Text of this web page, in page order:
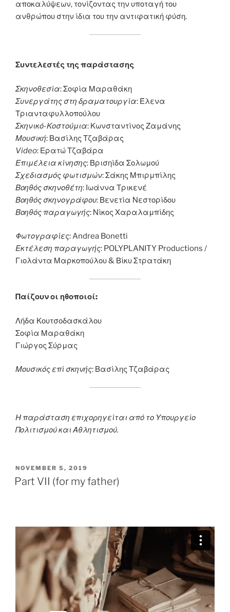
αποκαλύψεων, τονίζοντας την υποταγή του
ανθρώπου στην ίδια του την αντιφατική φύση.
Συντελεστές της παράστασης
Σκηνοθεσία: Σοφία Μαραθάκη
Συνεργάτης στη δραματουργία: Έλενα
Τριανταφυλλοπούλου
Σκηνικό-Κοστούμια: Κωνσταντίνος Ζαμάνης
Μουσική: Βασίλης Τζαβάρας
Video: Ερατώ Τζαβάρα
Επιμέλεια κίνησης: Βρισηίδα Σολωμού
Σχεδιασμός φωτισμών: Σάκης Μπιρμπίλης
Βοηθός σκηνοθέτη: Ιωάννα Τρικενέ
Βοηθός σκηνογράφου: Βενετία Νεστορίδου
Βοηθός παραγωγής: Νίκος Χαραλαμπίδης
Φωτογραφίες: Andrea Bonetti
Εκτέλεση παραγωγής: POLYPLANITY Productions /
Γιολάντα Μαρκοπούλου & Βίκυ Στρατάκη
Παίζουν οι ηθοποιοί:
Λήδα Κουτσοδασκάλου
Σοφία Μαραθάκη
Γιώργος Σύρμας
Μουσικός επί σκηνής: Βασίλης Τζαβάρας
Η παράσταση επιχορηγείται από το Υπουργείο
Πολιτισμού και Αθλητισμού.
POSTED
ON
NOVEMBER 5, 2019
Part VII (for my father)